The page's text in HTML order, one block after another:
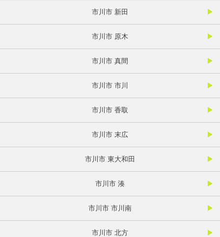
市川市 新田
市川市 原木
市川市 真間
市川市 市川
市川市 香取
市川市 末広
市川市 東大和田
市川市 湊
市川市 市川南
市川市 北方